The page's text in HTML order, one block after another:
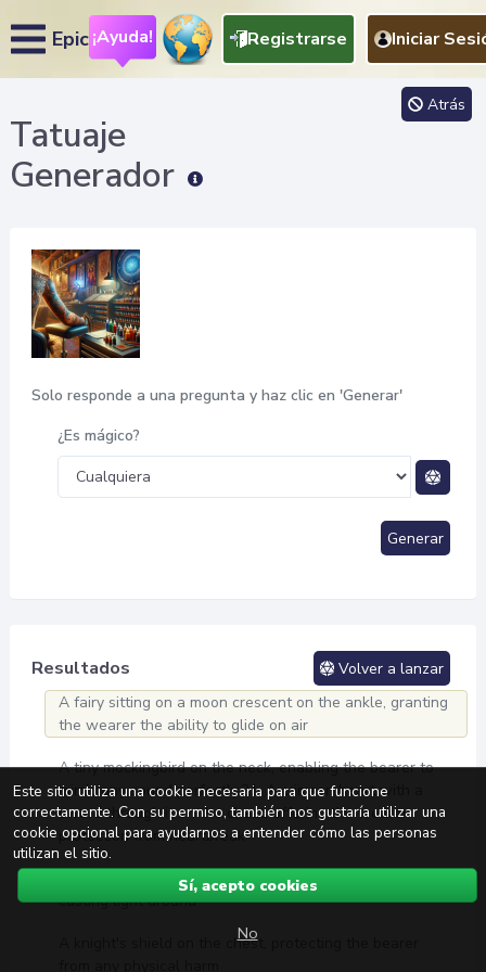
Epic¡Ayuda! Registrarse Iniciar
Tatuaje
Generador
Atrás
Solo responde a una pregunta y haz clic en 'Generar'
¿Es mágico?
Generar
Resultados
Volver a lanzar
A fairy sitting on a moon crescent on the ankle, granting
the wearer the ability to glide on air
A tiny mockingbird on the neck, enabling the bearer to
mimic any sound perfectly.21. A crimson heart with a
sword through it on the chest, offering the wearer
protection from heartbreak
A burning torch on the forearm, glowing in the dark and
casting light around
A knight's shield on the chest, protecting the bearer
Este sitio utiliza una cookie necesaria para que funcione
correctamente. Con su permiso, también nos gustaría utilizar una
cookie opcional para ayudarnos a entender cómo las personas
utilizan el sitio.
Sí, acepto cookies
No